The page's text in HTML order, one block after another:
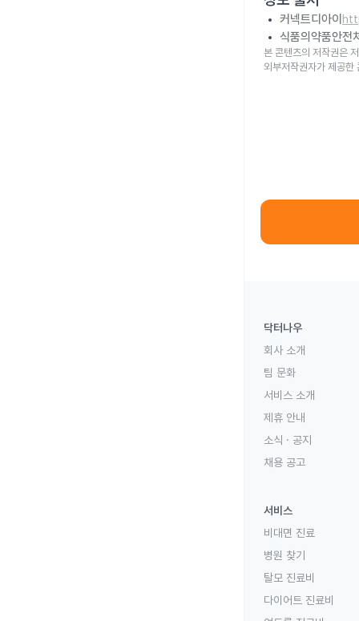
커넥트디아이
식품의약품안전
본 콘텐츠의 저작권은
외부저작권자가 제공한
닥터나우
회사 소개
팀 문화
서비스 소개
제휴 안내
소식 · 공지
채용 공고
서비스
비대면 진료
병원 찾기
탈모 진료비
다이어트 진료비